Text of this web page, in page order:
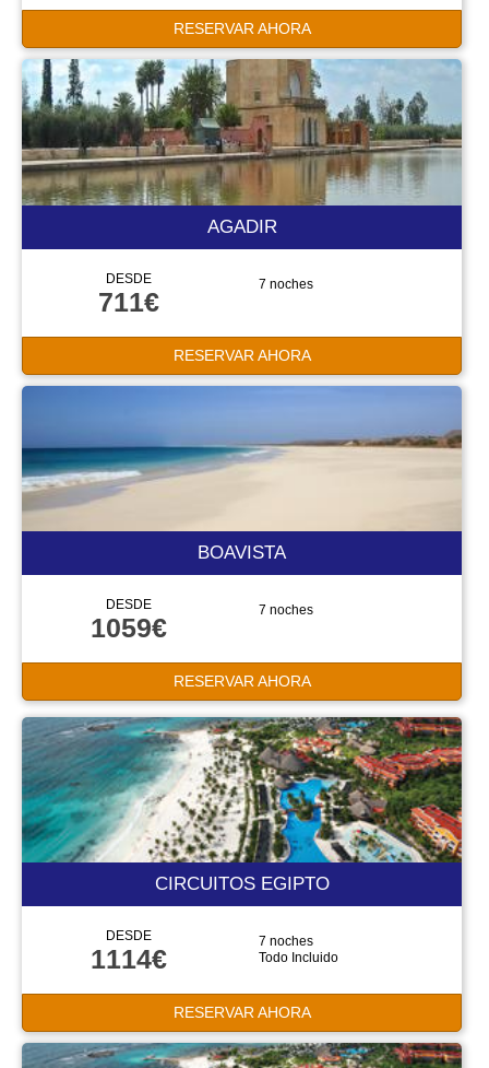
RESERVAR AHORA
AGADIR
DESDE
711€
7 noches
RESERVAR AHORA
BOAVISTA
DESDE
1059€
7 noches
RESERVAR AHORA
CIRCUITOS EGIPTO
DESDE
1114€
7 noches
Todo Incluido
RESERVAR AHORA